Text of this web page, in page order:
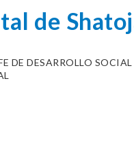
de
DE DESARROLLO SOCIAL